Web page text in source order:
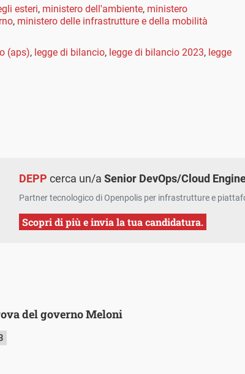
esteri, ministero dell'ambiente, ministero
, ministero delle infrastrutture e della mobilità
(aps), legge di bilancio, legge di bilancio 2023, legge
DEPP cerca un/aSenior DevOps/Cloud
Partner tecnologico di Openpolis per infrastrutture e
Scopri di più e invia la tua candidatura.
del governo Meloni